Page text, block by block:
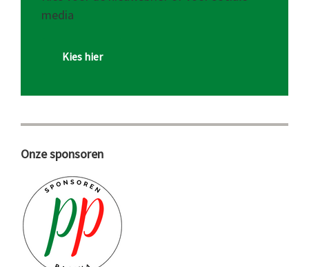
media
Kies hier
Onze sponsoren